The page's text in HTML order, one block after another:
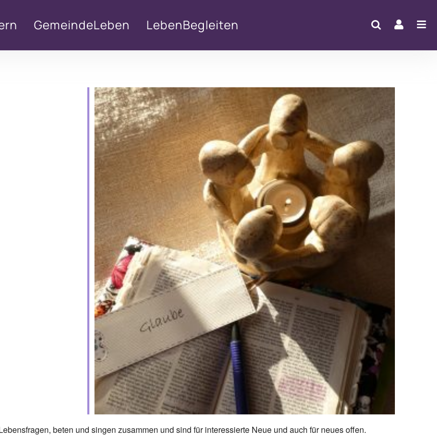
GemeindeLeben LebenBegleiten
Office 365 Outlook Live
beten und singen zusammen und sind für interessierte Neue und auch für neues offen.